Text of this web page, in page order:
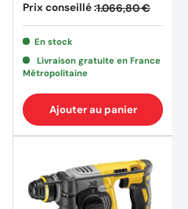
(2
Prix conseillé :1.066,80 €
En stock
Livraison gratuite en France
Métropolitaine
Ajouter au panier